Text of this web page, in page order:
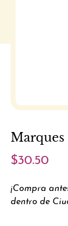
$30.50
¡Compra
dentro de